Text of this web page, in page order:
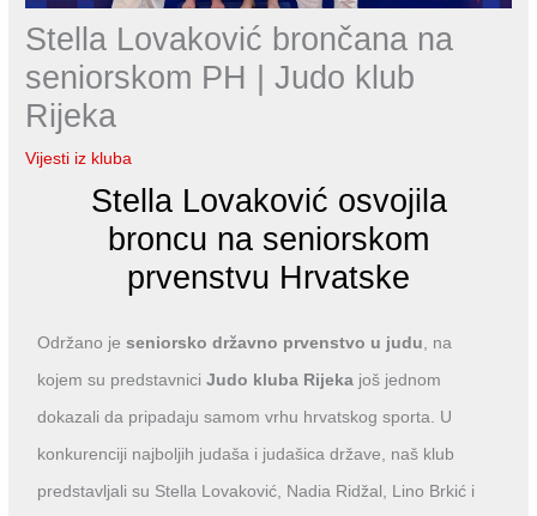
Stella Lovaković brončana na
seniorskom PH | Judo klub
Rijeka
Vijesti iz kluba
Stella Lovaković osvojila
broncu na seniorskom
prvenstvu Hrvatske
Održano jeseniorsko državno prvenstvo u judu , na
kojem su predstavniciJudo kluba Rijeka još jednom
dokazali da pripadaju samom vrhu hrvatskog sporta. U
konkurenciji najboljih judaša i judašica države, naš klub
predstavljali su Stella Lovaković, Nadia Ridžal, Lino Brkić i